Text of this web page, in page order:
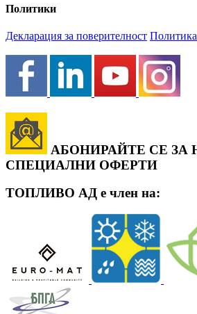
Политики
Декларация за поверителност Политика
АБОНИРАЙТЕ СЕ ЗА
СПЕЦИАЛНИ ОФЕРТИ
ТОПЛИВО АД е член на: